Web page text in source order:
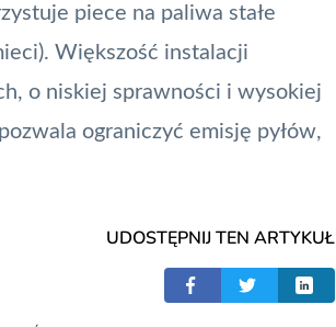
piece na paliwa stałe
Większość instalacji
o niskiej sprawności i wysokiej
ograniczyć emisję pyłów,
UDOSTĘPNIJ TEN ARTYKUŁ